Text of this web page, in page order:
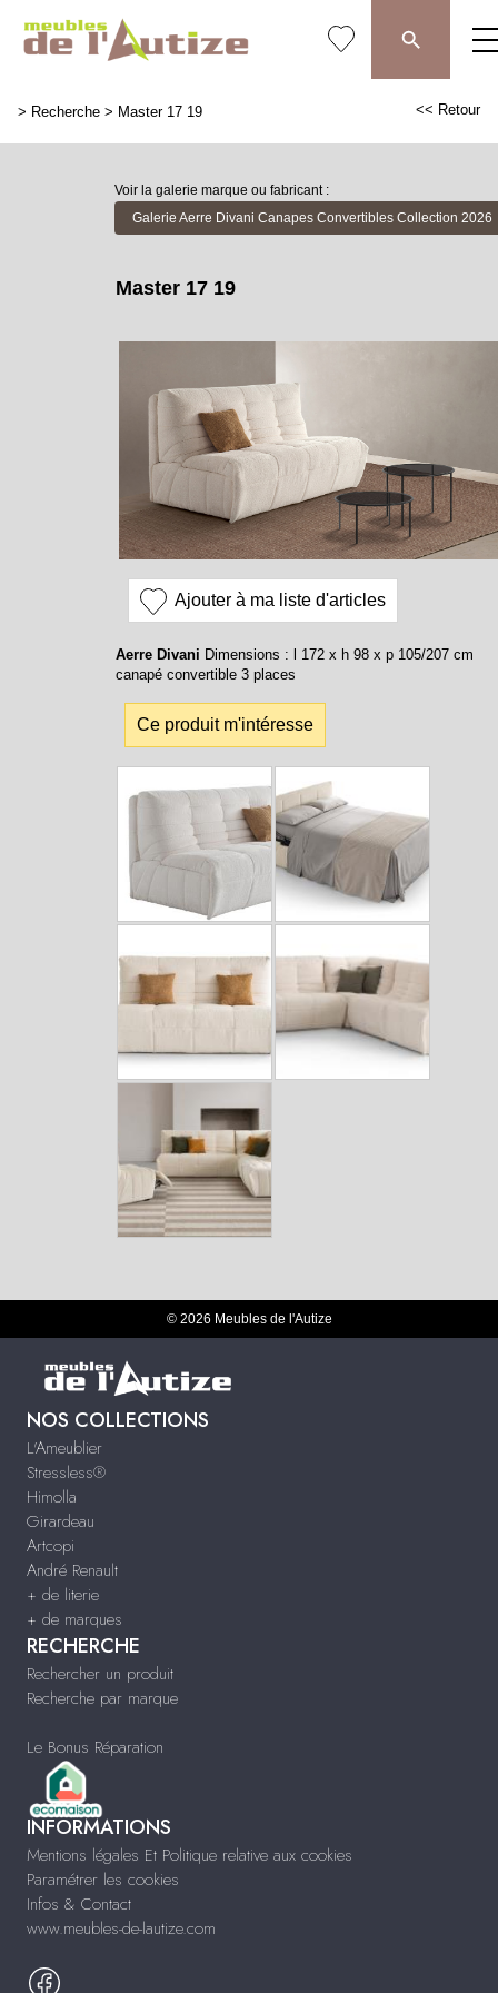
> Recherche > Master 17 19 << Retour
Voir la galerie marque ou fabricant :
Galerie Aerre Divani Canapes Convertibles Collection 2026
Ajouter à ma liste d'articles
Master 17 19
Aerre Divani Dimensions : l 172 x h 98 x p 105/207 cm
canapé convertible 3 places
Ce produit m'intéresse
© 2026 Meubles de l'Autize
NOS COLLECTIONS
L'Ameublier
Stressless®
Himolla
Girardeau
Artcopi
André Renault
+ de literie
+ de marques
RECHERCHE
Rechercher un produit
Recherche par marque
Le Bonus Réparation
INFORMATIONS
Mentions légales Et Politique relative aux cookies
Paramétrer les cookies
Infos & Contact
www.meubles-de-lautize.com